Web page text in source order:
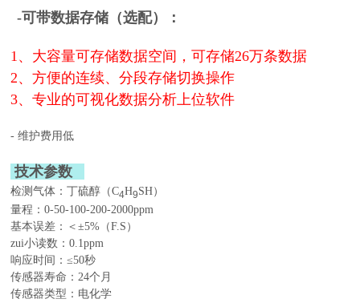
-可带数据存储（选配）：
1、大容量可存储数据空间，可存储26万条数据
2、方便的连续、分段存储切换操作
3、专业的可视化数据分析上位软件
- 维护费用低
技术参数
检测气体：丁硫醇（C4H9SH）
量程：0-50-100-200-2000ppm
基本误差：＜±5%（F.S）
zui小读数：0.1ppm
响应时间：≤50秒
传感器寿命：24个月
传感器类型：电化学